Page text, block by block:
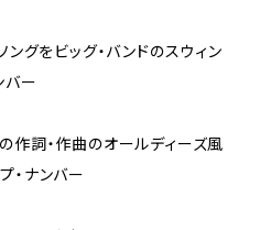
ングをビッグ・バンドのスウィン
バー
作詞・作曲のオールディーズ風
・ナンバー